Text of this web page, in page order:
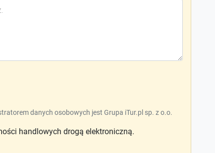
danych osobowych jest Grupa iTur.pl sp. z o.o.
handlowych drogą elektroniczną.